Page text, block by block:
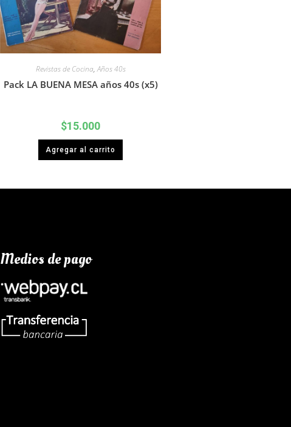
Revistas de Cocina,Años 40s
Pack LA BUENA MESA años 40s (x5)
$15.000
Agregar al carrito
Medios de pago